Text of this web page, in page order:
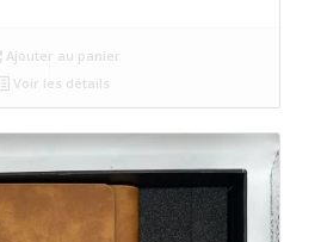
Ajouter au panier
Voir les détails